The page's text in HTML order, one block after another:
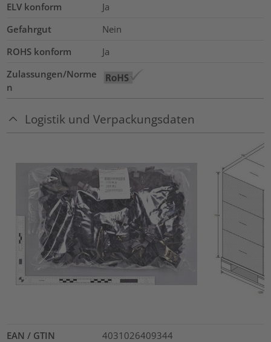
ELV konform
Ja
Gefahrgut
Nein
ROHS konform
Ja
Zulassungen/Norme
n
Logistik und Verpackungsdaten
EAN / GTIN
4031026409344